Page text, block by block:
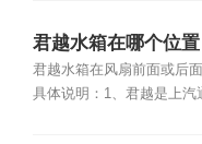
君越水箱在哪个位置
君越水箱在风扇前面或后
具体说明：1、君越是上汽